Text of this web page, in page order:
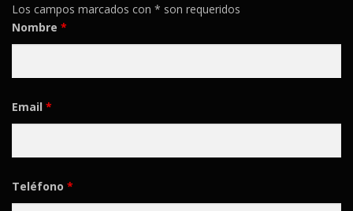
Los campos marcados con * son requeridos
Nombre *
Email *
Teléfono *